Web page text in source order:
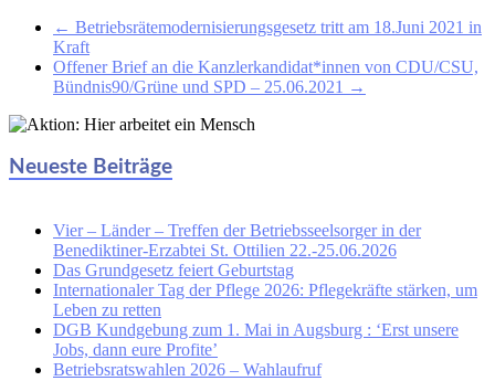
← Betriebsrätemodernisierungsgesetz tritt am 18.Juni 2021 in
Kraft
Offener Brief an die Kanzlerkandidat*innen von CDU/CSU,
Bündnis90/Grüne und SPD – 25.06.2021 →
Neueste Beiträge
Vier – Länder – Treffen der Betriebsseelsorger in der
Benediktiner-Erzabtei St. Ottilien 22.-25.06.2026
Das Grundgesetz feiert Geburtstag
Internationaler Tag der Pflege 2026: Pflegekräfte stärken, um
Leben zu retten
DGB Kundgebung zum 1. Mai in Augsburg : ‘Erst unsere
Jobs, dann eure Profite’
Betriebsratswahlen 2026 – Wahlaufruf